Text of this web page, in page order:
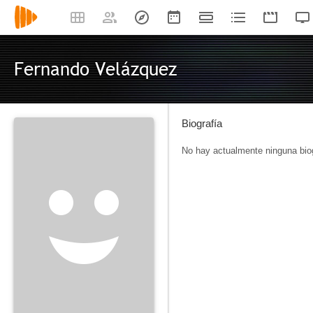
Fernando Velázquez
Biografía
No hay actualmente ninguna